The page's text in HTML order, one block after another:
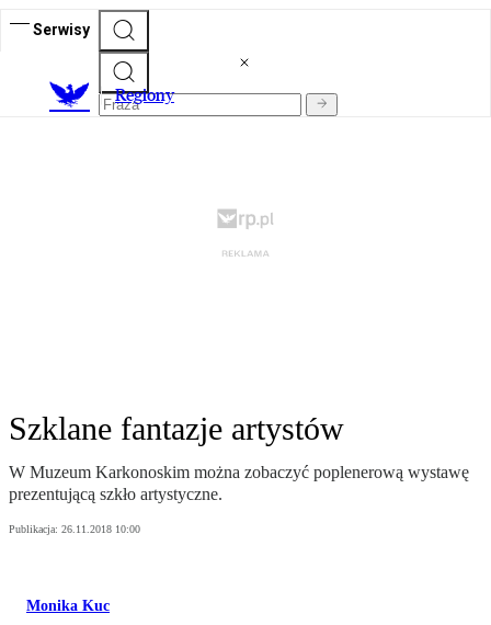
Serwisy
Regiony
Szklane fantazje artystów
W Muzeum Karkonoskim można zobaczyć poplenerową wystawę
prezentującą szkło artystyczne.
Publikacja: 26.11.2018 10:00
Monika Kuc